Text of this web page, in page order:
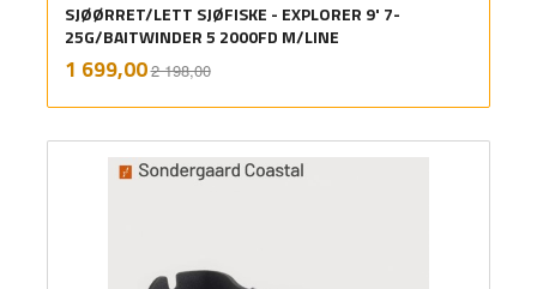
SJØØRRET/LETT SJØFISKE - EXPLORER 9' 7-
25G/BAITWINDER 5 2000FD M/LINE
Tilbud
1 699,002 198,00mva.